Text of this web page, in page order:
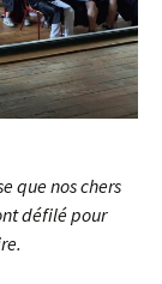
que nos chers
défilé pour